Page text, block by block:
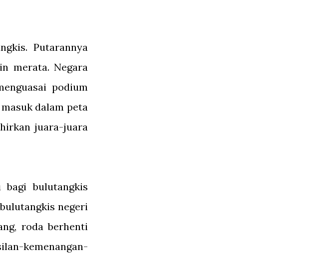
Putarannya
merata. Negara
podium
dalam peta
juara-juara
bulutangkis
negeri
roda berhenti
kemenangan-